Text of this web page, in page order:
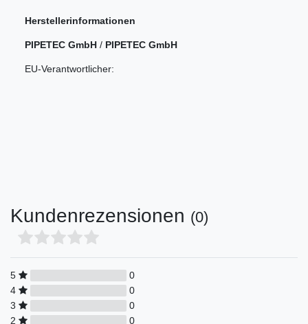
Herstellerinformationen
PIPETEC GmbH / PIPETEC GmbH
EU-Verantwortlicher:
Kundenrezensionen (0)
5
0
4
0
3
0
2
0